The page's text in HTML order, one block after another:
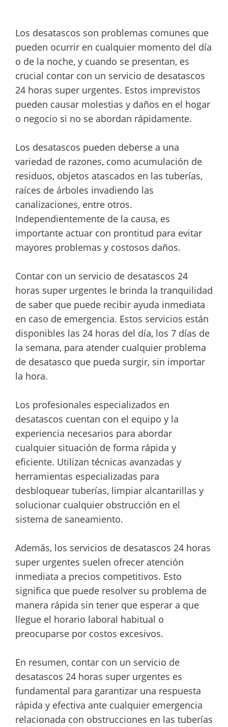
Los desatascos son problemas comunes que
pueden ocurrir en cualquier momento del día
o de la noche, y cuando se presentan, es
crucial contar con un servicio de desatascos
24 horas super urgentes. Estos imprevistos
pueden causar molestias y daños en el hogar
o negocio si no se abordan rápidamente.
Los desatascos pueden deberse a una
variedad de razones, como acumulación de
residuos, objetos atascados en las tuberías,
raíces de árboles invadiendo las
canalizaciones, entre otros.
Independientemente de la causa, es
importante actuar con prontitud para evitar
mayores problemas y costosos daños.
Contar con un servicio de desatascos 24
horas super urgentes le brinda la tranquilidad
de saber que puede recibir ayuda inmediata
en caso de emergencia. Estos servicios están
disponibles las 24 horas del día, los 7 días de
la semana, para atender cualquier problema
de desatasco que pueda surgir, sin importar
la hora.
Los profesionales especializados en
desatascos cuentan con el equipo y la
experiencia necesarios para abordar
cualquier situación de forma rápida y
eficiente. Utilizan técnicas avanzadas y
herramientas especializadas para
desbloquear tuberías, limpiar alcantarillas y
solucionar cualquier obstrucción en el
sistema de saneamiento.
Además, los servicios de desatascos 24 horas
super urgentes suelen ofrecer atención
inmediata a precios competitivos. Esto
significa que puede resolver su problema de
manera rápida sin tener que esperar a que
llegue el horario laboral habitual o
preocuparse por costos excesivos.
En resumen, contar con un servicio de
desatascos 24 horas super urgentes es
fundamental para garantizar una respuesta
rápida y efectiva ante cualquier emergencia
relacionada con obstrucciones en las tuberías